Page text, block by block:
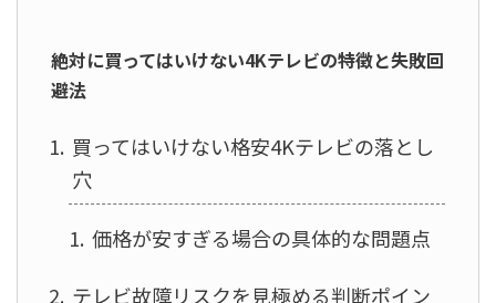
絶対に買ってはいけない4Kテレビの特徴と失敗回
避法
買ってはいけない格安4Kテレビの落とし
穴
価格が安すぎる場合の具体的な問題点
テレビ故障リスクを見極める判断ポイン